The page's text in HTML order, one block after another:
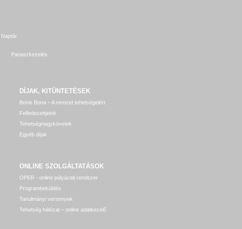
Naptár
Panaszkezelés
DÍJAK, KITÜNTETÉSEK
Bonis Bona – A nemzet tehetségeiért
Felfedezettjeink
Tehetségnagykövetek
Egyéb díjak
ONLINE SZOLGÁLTATÁSOK
OPER - online pályázati rendszer
Programbeküldés
Tanulmányi versenyek
Tehetség hálózat – online adatkezelő